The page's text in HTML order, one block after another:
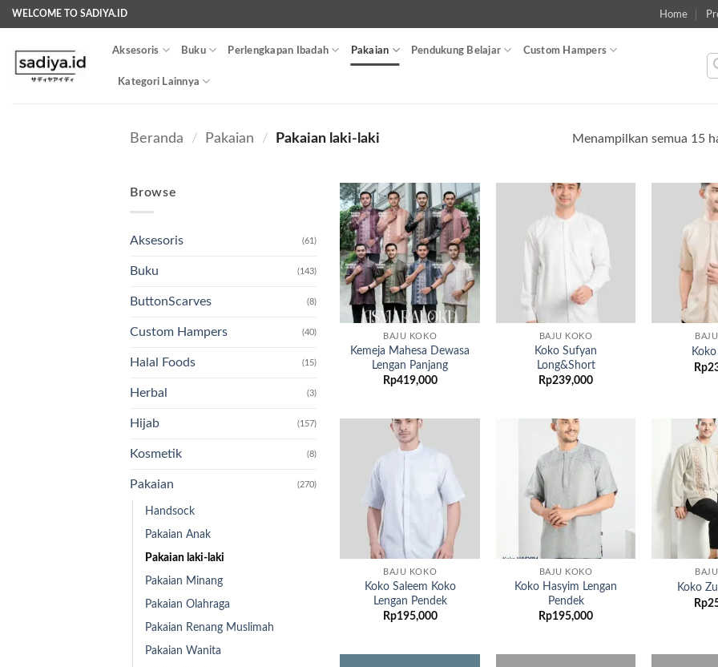
Skip
to
content
WELCOME TO SADIYA.ID Home
Aksesoris Buku Perlengkapan Ibadah Pakaian Pendukung Belajar Custom Hampers
Kategori Lainnya
Beranda / Pakaian / Pakaian laki-laki Menampilkan semua 15
Browse
Aksesoris (61)
Buku (143)
ButtonScarves (8)
Custom Hampers (40)
Halal Foods (15)
Herbal (3)
Hijab (157)
Kosmetik (8)
Pakaian (270)
Handsock
Pakaian Anak
Pakaian laki-laki
Pakaian Minang
Pakaian Olahraga
Pakaian Renang Muslimah
Pakaian Wanita
Add to
wishlist
BAJU KOKO
Kemeja Mahesa Dewasa
Lengan Panjang
Rp419,000
Add to
BAJU KOKO
Koko Sufyan
Long&Short
Rp239,000
Rp
wishlist
BAJU KOKO
Koko Saleem Koko
Lengan Pendek
Rp195,000
Add to
wishlist
BAJU KOKO
Koko Hasyim Lengan
Pendek
Rp195,000
Koko
Rp